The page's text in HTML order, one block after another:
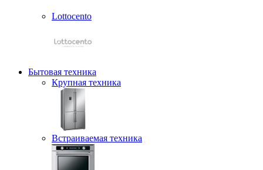
Lottocento
Бытовая техника
Крупная техника
Встраиваемая техника